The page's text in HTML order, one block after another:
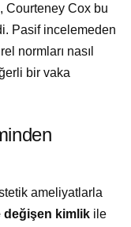
Courteney Cox bu
Pasif incelemeden
normları nasıl
bir vaka
ameliyatlarla
değişen kimlik ile